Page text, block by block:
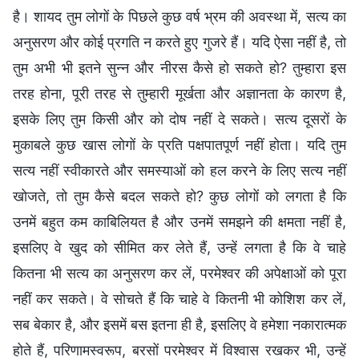
है। शायद तुम लोगों के पिछले कुछ वर्ष भ्रम की अवस्था में, सत्य का
अनुसरण और कोई प्रगति न करते हुए गुजरे हैं। यदि ऐसा नहीं है, तो
तुम अभी भी इतने सुन्न और नीरस कैसे हो सकते हो? तुम्हारा इस
तरह होना, पूरी तरह से तुम्हारी मूर्खता और अज्ञानता के कारण है,
इसके लिए तुम किसी और को दोष नहीं दे सकते। सत्य दूसरों के
मुकाबले कुछ खास लोगों के प्रति पक्षपातपूर्ण नहीं होता। यदि तुम
सत्य नहीं स्वीकारते और समस्याओं को हल करने के लिए सत्य नहीं
खोजते, तो तुम कैसे बदल सकते हो? कुछ लोगों को लगता है कि
उनमें बहुत कम काबिलियत है और उनमें समझने की क्षमता नहीं है,
इसलिए वे खुद को सीमित कर लेते हैं, उन्हें लगता है कि वे चाहे
कितना भी सत्य का अनुसरण कर लें, परमेश्वर की अपेक्षाओं को पूरा
नहीं कर सकते। वे सोचते हैं कि चाहे वे कितनी भी कोशिश कर लें,
सब बेकार है, और इसमें बस इतना ही है, इसलिए वे हमेशा नकारात्मक
होते हैं, परिणामस्वरूप, बरसों परमेश्वर में विश्वास रखकर भी, उन्हें